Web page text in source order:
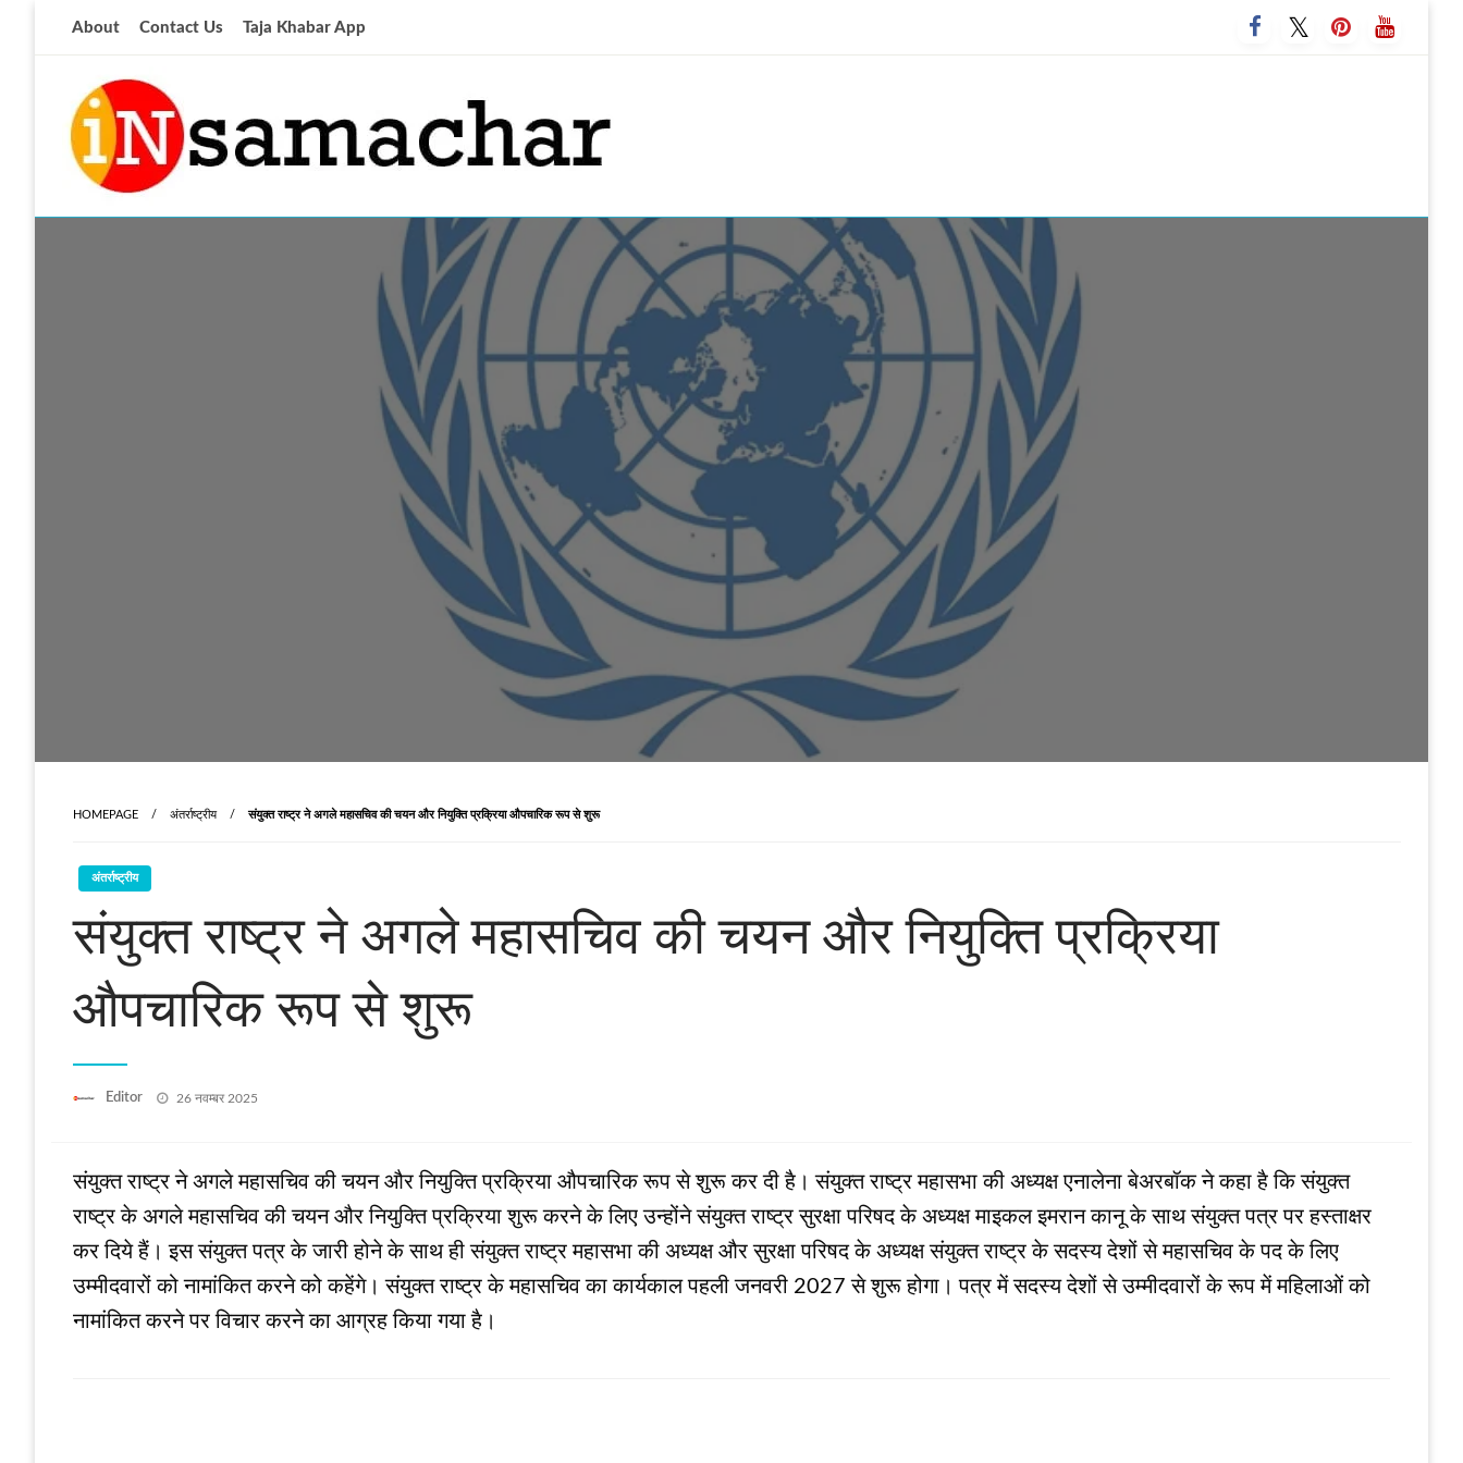
About Contact Us Taja Khabar App
आज की ताजा खबर
HOMEPAGE अंतर्राष्ट्रीय संयुक्त राष्ट्र ने अगले महासचिव की चयन और नियुक्ति प्रक्रिया औपचारिक रूप से शुरू
अंतर्राष्ट्रीय
संयुक्त राष्ट्र ने अगले महासचिव की चयन और नियुक्ति प्रक्रिया
औपचारिक रूप से शुरू
Editor
Posted
26 नवम्बर 2025
संयुक्त राष्ट्र ने अगले महासचिव की चयन और नियुक्ति प्रक्रिया औपचारिक रूप से शुरू कर दी है। संयुक्त राष्ट्र महासभा की अध्यक्ष एनालेना बेअरबॉक ने कहा है कि संयुक्त
राष्ट्र के अगले महासचिव की चयन और नियुक्ति प्रक्रिया शुरू करने के लिए उन्होंने संयुक्त राष्ट्र सुरक्षा परिषद के अध्यक्ष माइकल इमरान कानू के साथ संयुक्त पत्र पर हस्ताक्षर
कर दिये हैं। इस संयुक्त पत्र के जारी होने के साथ ही संयुक्त राष्ट्र महासभा की अध्यक्ष और सुरक्षा परिषद के अध्यक्ष संयुक्त राष्ट्र के सदस्य देशों से महासचिव के पद के लिए
उम्मीदवारों को नामांकित करने को कहेंगे। संयुक्त राष्ट्र के महासचिव का कार्यकाल पहली जनवरी 2027 से शुरू होगा। पत्र में सदस्य देशों से उम्मीदवारों के रूप में महिलाओं को
नामांकित करने पर विचार करने का आग्रह किया गया है।